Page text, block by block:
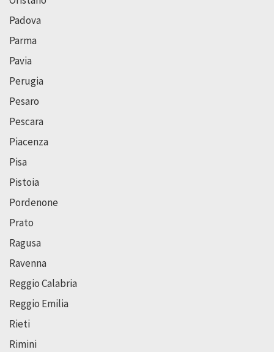
Padova
Parma
Pavia
Perugia
Pesaro
Pescara
Piacenza
Pisa
Pistoia
Pordenone
Prato
Ragusa
Ravenna
Reggio Calabria
Reggio Emilia
Rieti
Rimini